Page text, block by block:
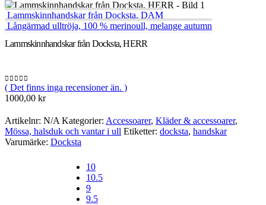
Lammskinnhandskar från Docksta, DAM
Långärmad ulltröja, 100 % merinoull, melange autumn
Lammskinnhandskar från Docksta, HERR
0 out of 5
( Det finns inga recensioner än. )
1000,00 kr
Artikelnr: N/A Kategorier: Accessoarer, Kläder & accessoarer,
Mössa, halsduk och vantar i ull Etiketter: docksta, handskar
Varumärke: Docksta
10
10.5
9
9.5